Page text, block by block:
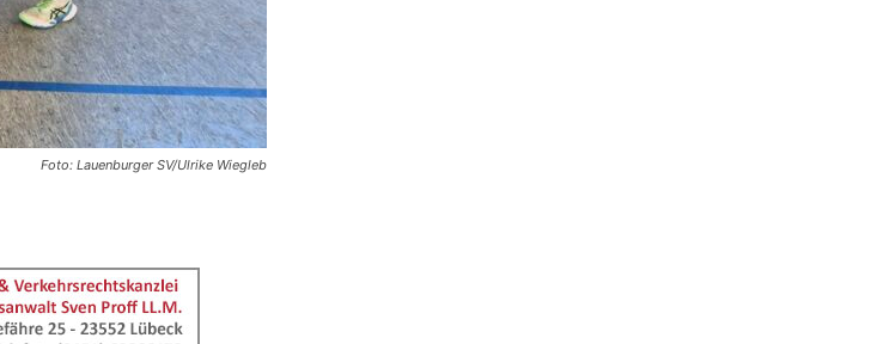
Lübeck
Foto: Lauenburger SV/Ulrike Wiegleb